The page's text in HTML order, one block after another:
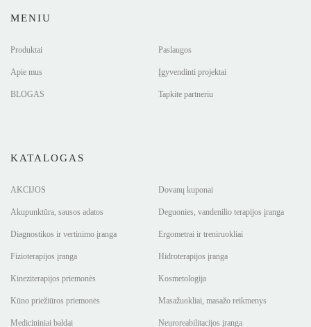
MENIU
Produktai Paslaugos
Apie mus Įgyvendinti projektai
BLOGAS Tapkite partneriu
KATALOGAS
AKCIJOS Dovanų kuponai
Akupunktūra, sausos adatos Deguonies, vandenilio terapijos įranga
Diagnostikos ir vertinimo įranga Ergometrai ir treniruokliai
Fizioterapijos įranga Hidroterapijos įranga
Kineziterapijos priemonės Kosmetologija
Kūno priežiūros priemonės Masažuokliai, masažo reikmenys
Medicininiai baldai Neuroreabilitacijos įranga